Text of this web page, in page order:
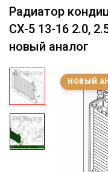
Радиатор
CX-5 13-16 2.0,
новый аналог
НОВЫЙ